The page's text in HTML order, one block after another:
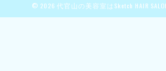
© 2026 代官山の美容室はSketch HAIR SALON